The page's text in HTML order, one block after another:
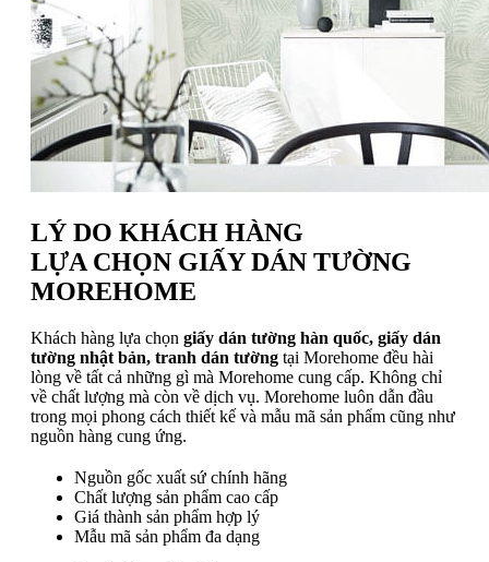
LÝ DO KHÁCH HÀNG
LỰA CHỌN GIẤY DÁN TƯỜNG
MOREHOME
Khách hàng lựa chọn giấy dán tường hàn quốc, giấy dán
tường nhật bản, tranh dán tường tại Morehome đều hài
lòng về tất cả những gì mà Morehome cung cấp. Không chỉ
về chất lượng mà còn về dịch vụ. Morehome luôn dẫn đầu
trong mọi phong cách thiết kế và mẫu mã sản phẩm cũng như
nguồn hàng cung ứng.
Nguồn gốc xuất sứ chính hãng
Chất lượng sản phẩm cao cấp
Giá thành sản phẩm hợp lý
Mẫu mã sản phẩm đa dạng